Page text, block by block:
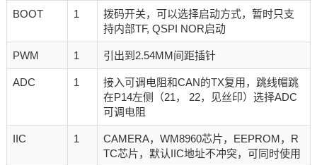
BOOT 1
拨码开关，可以选择启动方式，暂时只支
持内部TF, QSPI NOR启动
PWM 1 引出到2.54MM间距插针
ADC 1
接入可调电阻和CAN的TX复用，跳线帽跳
在P14左侧（21， 22，见丝印）选择ADC
可调电阻
IIC 1
CAMERA，WM8960芯片，EEPROM，R
TC芯片，默认IIC地址不冲突，可同时使用